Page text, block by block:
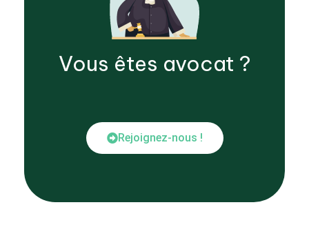
Vous êtes avocat ?
Rejoignez-nous !